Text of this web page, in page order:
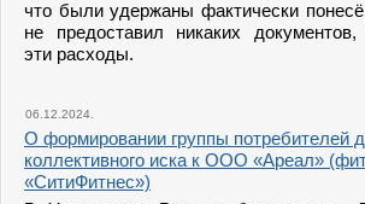
что были удержаны фактически
не предоставил никаких
эти расходы.
06.12.2024.
О формировании группы потребителей
коллективного иска к ООО «Ареал»
«СитиФитнес»)